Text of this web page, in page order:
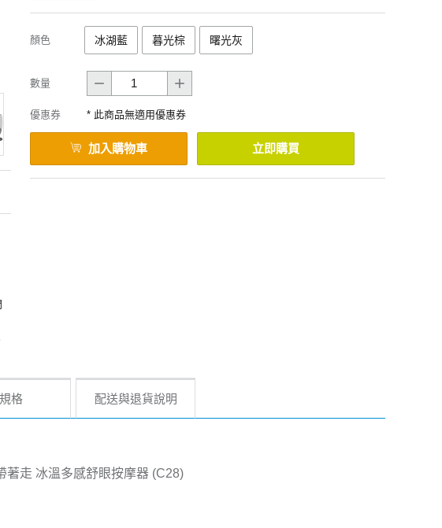
顏色 冰湖藍 暮光棕 曙光灰
數量
優惠券 * 此商品無適用優惠券
加入購物車 立即購買
規格 配送與退貨說明
著走 冰溫多感舒眼按摩器 (C28)